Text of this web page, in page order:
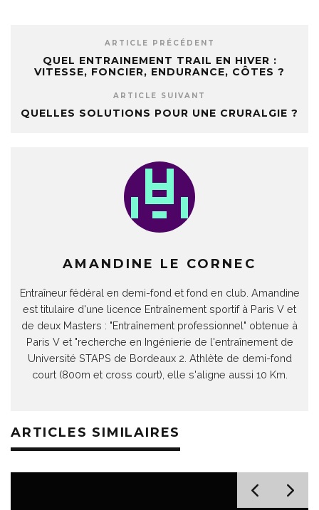
ARTICLE PRÉCÉDENT
QUEL ENTRAINEMENT TRAIL EN HIVER :
VITESSE, FONCIER, ENDURANCE, CÔTES ?
ARTICLE SUIVANT
QUELLES SOLUTIONS POUR UNE CRURALGIE ?
AMANDINE LE CORNEC
Entraîneur fédéral en demi-fond et fond en club. Amandine
est titulaire d'une licence Entraînement sportif à Paris V et
de deux Masters : "Entraînement professionnel" obtenue à
Paris V et "recherche en Ingénierie de l'entraînement de
Université STAPS de Bordeaux 2. Athlète de demi-fond
court (800m et cross court), elle s'aligne aussi 10 Km.
ARTICLES SIMILAIRES